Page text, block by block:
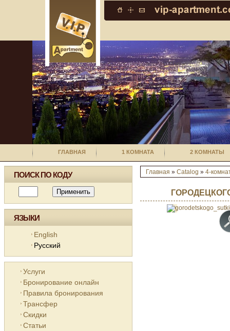
ГЛАВНАЯ 1 КОМНАТА 2 КОМНАТЫ
ПОИСК ПО КОДУ
ЯЗЫКИ
English
Русский
Услуги
Бронирование онлайн
Правила бронирования
Трансфер
Скидки
Статьи
Главная » Catalog » 4-